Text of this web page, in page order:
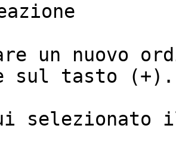
un nuovo
sul tasto (+).